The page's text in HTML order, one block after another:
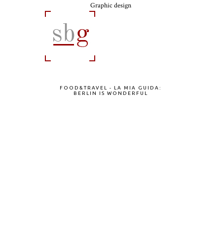
Graphic design
FOOD&TRAVEL - LA MIA GUIDA:
BERLIN IS WONDERFUL